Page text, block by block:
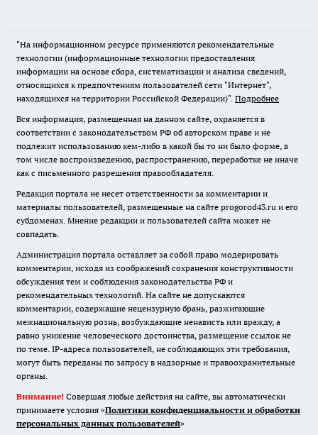
"На информационном ресурсе применяются рекомендательные
технологии (информационные технологии предоставления
информации на основе сбора, систематизации и анализа сведений,
относящихся к предпочтениям пользователей сети "Интернет",
находящихся на территории Российской Федерации)". Подробнее
Вся информация, размещенная на данном сайте, охраняется в
соответствии с законодательством РФ об авторском праве и не
подлежит использованию кем-либо в какой бы то ни было форме, в
том числе воспроизведению, распространению, переработке не иначе
как с письменного разрешения правообладателя.
Редакция портала не несет ответственности за комментарии и
материалы пользователей, размещенные на сайте progorod43.ru и его
субдоменах. Мнение редакции и пользователей сайта может не
совпадать.
Администрация портала оставляет за собой право модерировать
комментарии, исходя из соображений сохранения конструктивности
обсуждения тем и соблюдения законодательства РФ и
рекомендательных технологий. На сайте не допускаются
комментарии, содержащие нецензурную брань, разжигающие
межнациональную рознь, возбуждающие ненависть или вражду, а
равно унижение человеческого достоинства, размещение ссылок не
по теме. IP-адреса пользователей, не соблюдающих эти требования,
могут быть переданы по запросу в надзорные и правоохранительные
органы.
Внимание! Совершая любые действия на сайте, вы автоматически
принимаете условия «Политики конфиденциальности и обработки
персональных данных пользователей»